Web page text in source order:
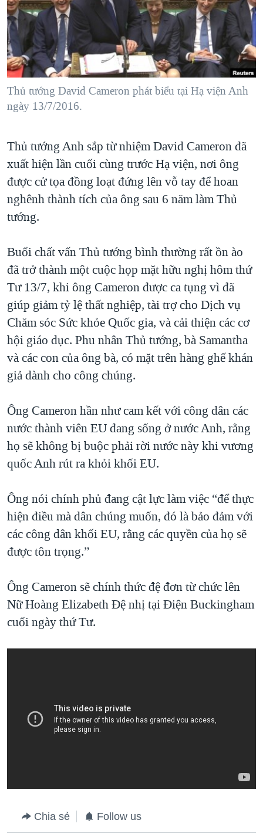
"Tìm"NGƯỜI VIỆT HẢI NGOẠI
ĐỜI SỐNG
KINH TẾ
KHOA HỌC
SỨC KHOẺ
GIÁO DỤC
TẠI
HÀNH TRÌNH BẦU CỬ 2024
MỘT NĂM CHIẾN TRANH TẠI DẢI GAZA
GIẢI MÃ VÀNH ĐAI & CON ĐƯỜNG
NGÀY TỊ NẠN THẾ GIỚI
TRỊNH VĨNH BÌNH - NGƯỜI HẠ 'BÊN THẮNG CUỘC'
CHI PHÍ CHIẾN TRANH AFGHANISTAN
CÁC GIÁ TRỊ CỘNG HÒA Ở VIỆT NAM
THƯỢNG ĐỈNH TRUMP-KIM TẠI VIỆT NAM
TRỊNH VĨNH BÌNH VS. CHÍNH PHỦ VIỆT NAM
BÊN KIA QUỐC LỘ: TIẾNG VỌNG TỪ NÔNG THÔN MỸ
QUAN HỆ VIỆT MỸ
VIDEO
NGHE
MẠNG XÃ HỘI
Thủ tướng David Cameron phát biểu tại Hạ viện Anh
ngày 13/7/2016.
Thủ tướng Anh sắp từ nhiệm David Cameron đã
xuất hiện lần cuối cùng trước Hạ viện, nơi ông
được cử tọa đồng loạt đứng lên vỗ tay để hoan
nghênh thành tích của ông sau 6 năm làm Thủ
tướng.
Buổi chất vấn Thủ tướng bình thường rất ồn ào
đã trở thành một cuộc họp mặt hữu nghị hôm thứ
Tư 13/7, khi ông Cameron được ca tụng vì đã
giúp giảm tỷ lệ thất nghiệp, tài trợ cho Dịch vụ
Chăm sóc Sức khỏe Quốc gia, và cải thiện các cơ
hội giáo dục. Phu nhân Thủ tướng, bà Samantha
và các con của ông bà, có mặt trên hàng ghế khán
giả dành cho công chúng.
Ông Cameron hần như cam kết với công dân các
nước thành viên EU đang sống ở nước Anh, rằng
họ sẽ không bị buộc phải rời nước này khi vương
quốc Anh rút ra khỏi khối EU.
Ông nói chính phủ đang cật lực làm việc “để thực
hiện điều mà dân chúng muốn, đó là bảo đảm với
các công dân khối EU, rằng các quyền của họ sẽ
được tôn trọng.”
Ông Cameron sẽ chính thức đệ đơn từ chức lên
Nữ Hoàng Elizabeth Đệ nhị tại Điện Buckingham
cuối ngày thứ Tư.
Chia sẻ Follow us